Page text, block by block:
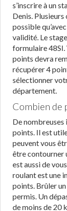
s’inscrire à un
Denis. Plusieurs
possible
validité. Le
formulaire
points devra
récupérer 4
sélectionner
département.
Combien de
De nombreuses
points. Il est
peuvent vous
être contourner
est aussi de
roulant est une
points. Brûler
permis. Un
de moins de 20